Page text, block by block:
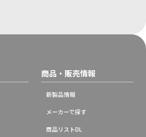
商品・販売情報
新製品情報
メーカーで探す
商品リストDL